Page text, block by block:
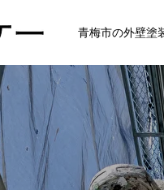
青梅市の外壁塗